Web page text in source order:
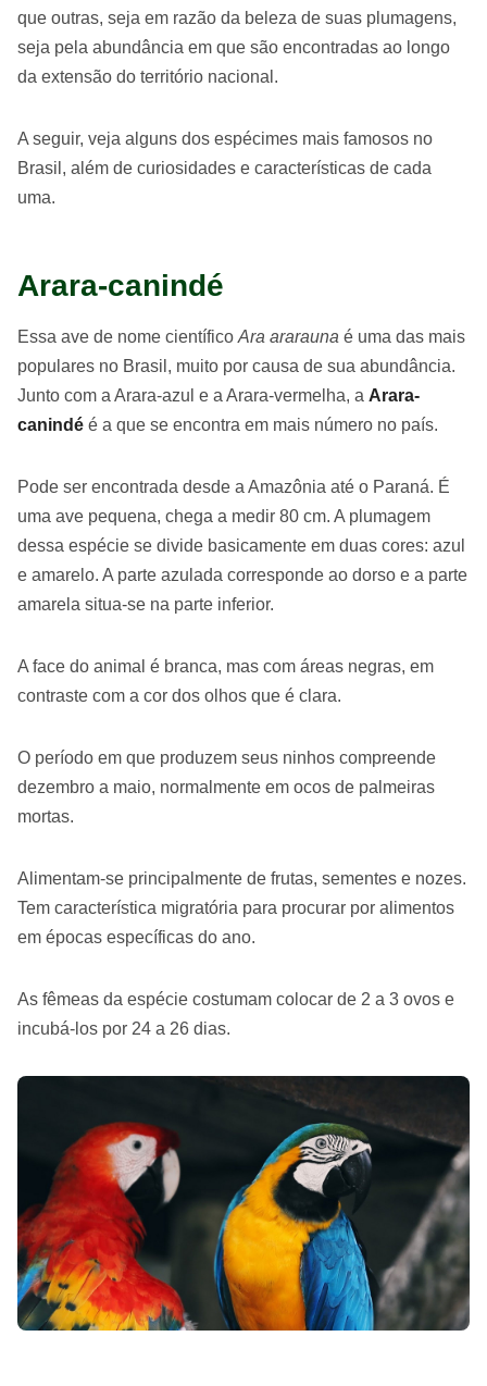
que outras, seja em razão da beleza de suas plumagens,
seja pela abundância em que são encontradas ao longo
da extensão do território nacional.
A seguir, veja alguns dos espécimes mais famosos no
Brasil, além de curiosidades e características de cada
uma.
Arara-canindé
Essa ave de nome científico Ara ararauna é uma das mais
populares no Brasil, muito por causa de sua abundância.
Junto com a Arara-azul e a Arara-vermelha, a Arara-
canindé é a que se encontra em mais número no país.
Pode ser encontrada desde a Amazônia até o Paraná. É
uma ave pequena, chega a medir 80 cm. A plumagem
dessa espécie se divide basicamente em duas cores: azul
e amarelo. A parte azulada corresponde ao dorso e a parte
amarela situa-se na parte inferior.
A face do animal é branca, mas com áreas negras, em
contraste com a cor dos olhos que é clara.
O período em que produzem seus ninhos compreende
dezembro a maio, normalmente em ocos de palmeiras
mortas.
Alimentam-se principalmente de frutas, sementes e nozes.
Tem característica migratória para procurar por alimentos
em épocas específicas do ano.
As fêmeas da espécie costumam colocar de 2 a 3 ovos e
incubá-los por 24 a 26 dias.